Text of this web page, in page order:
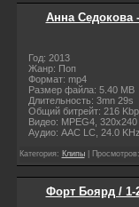
Анна Седокова
Год: 2013
Жанр: Поп
Формат: mp4
Размер файла: 5.40 MB
Длительность: 3mn 29s
Общий битрейт: 216
Видео: MPEG4,
Аудио: AAC LC, 24.0
Категория: Клипы|
Форт Боярд / 1-